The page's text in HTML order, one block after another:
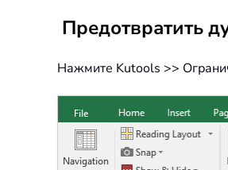
Предотвратить
Нажмите Kutools >>